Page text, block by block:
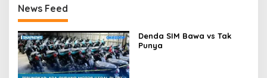
News Feed
Denda SIM Bawa vs Tak
Punya